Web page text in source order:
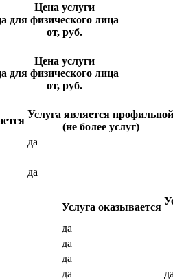
Цена услуги
для физического лица
от, руб.
Цена услуги
для физического лица
от, руб.
Услуга является профильной
(не более услуг)
да
да
Услуга оказывается
да
да
да
да
да